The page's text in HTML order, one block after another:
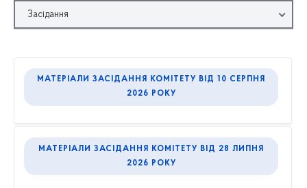
Засідання
МАТЕРІАЛИ ЗАСІДАННЯ КОМІТЕТУ ВІД 10 СЕРПНЯ
2026 РОКУ
МАТЕРІАЛИ ЗАСІДАННЯ КОМІТЕТУ ВІД 28 ЛИПНЯ
2026 РОКУ